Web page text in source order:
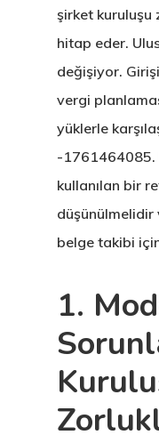
şirket kuruluşu
hitap eder.
değişiyor.
vergi
yüklerle
-1761464085.
kullanılan bir
düşünülmelidir
belge takibi
1.